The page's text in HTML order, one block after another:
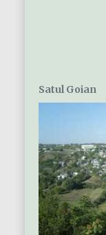
Satul Goian